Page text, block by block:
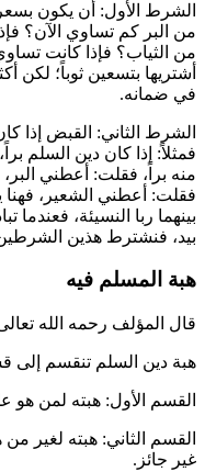
الشرط الأول: أن يكون
من البر كم تساوي الآن؟
من الثياب؟ فإذا كانت
أشتريها بتسعين ثوباً؛ لكن
في ضمانه.
الشرط الثاني: القبض إذا
فمثلاً: إذا كان دين السلم
منه براً، فقلت: أعطني
فقلت: أعطني الشعير،
بينهما ربا النسيئة، فعندما
بيد، فنشترط هذين
هبة المسلم فيه
قال المؤلف رحمه الله
هبة دين السلم تنقسم إلى
القسم الأول: هبته لمن هو
القسم الثاني: هبته لغير
غير جائز.